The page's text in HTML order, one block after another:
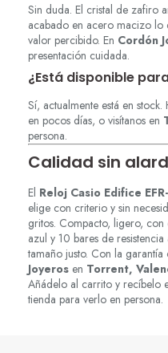
Sin duda. El cristal de zafiro
acabado en acero macizo
valor percibido. En Cordón
presentación cuidada.
¿Está disponible
Sí, actualmente está en
en pocos días, o visítanos en
persona.
Calidad sin
El Reloj Casio Edifice
elige con criterio y sin
gritos. Compacto, ligero,
azul y 10 bares de
tamaño justo. Con la
Joyeros en Torrent,
Añádelo al carrito y recíbelo
tienda para verlo en persona.